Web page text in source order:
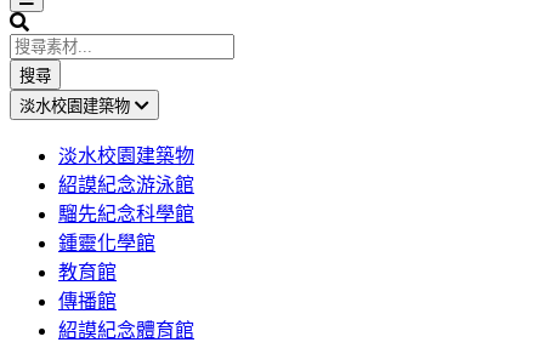
sidebar
Search
搜尋
淡水校園建築物
淡水校園建築物
紹謨紀念游泳館
騮先紀念科學館
鍾靈化學館
教育館
傳播館
紹謨紀念體育館